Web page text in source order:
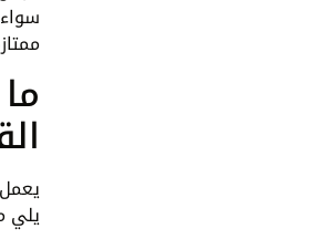
يلي